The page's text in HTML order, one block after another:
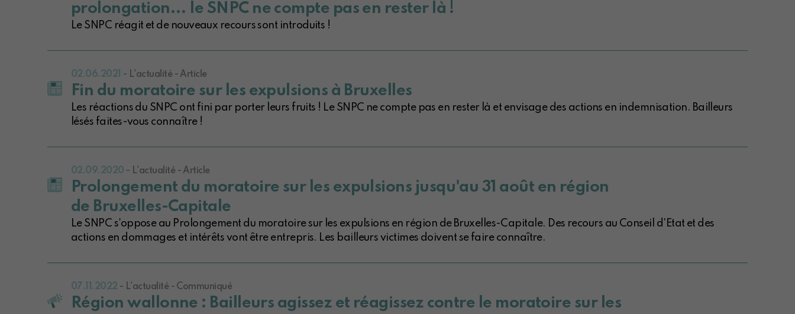
prolongation... le SNPC ne compte pas en rester là !
Le SNPC réagit et de nouveaux recours sont introduits !
02.06.2021 - L'actualité - Article
Fin du moratoire sur les expulsions à Bruxelles
Les réactions du SNPC ont fini par porter leurs fruits ! Le SNPC ne compte pas en rester là et envisage des actions en indemnisation. Bailleurs
lésés faites-vous connaître !
02.09.2020 - L'actualité - Article
Prolongement du moratoire sur les expulsions jusqu'au 31 août en région
de Bruxelles-Capitale
Le SNPC s'oppose au Prolongement du moratoire sur les expulsions en région de Bruxelles-Capitale. Des recours au Conseil d'Etat et des
actions en dommages et intérêts vont être entrepris. Les bailleurs victimes doivent se faire connaître.
07.11.2022 - L'actualité - Communiqué
Région wallonne : Bailleurs agissez et réagissez contre le moratoire sur les